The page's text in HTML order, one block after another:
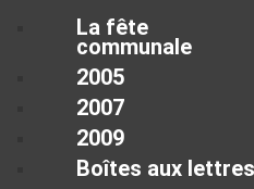
La fête
communale
2005
2007
2009
Boîtes aux lettres